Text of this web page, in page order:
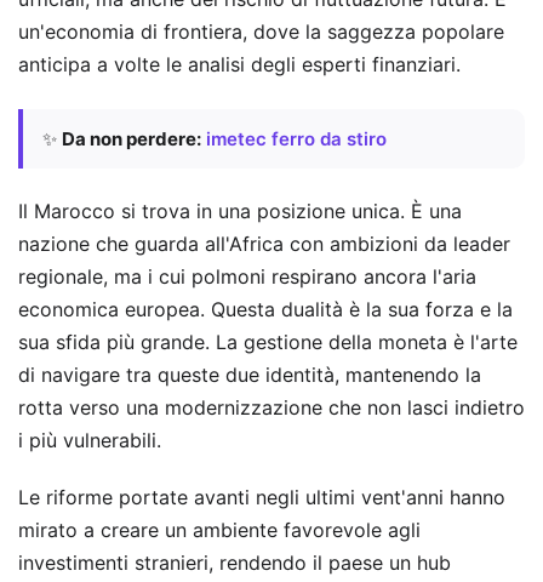
un'economia di frontiera, dove la saggezza popolare
anticipa a volte le analisi degli esperti finanziari.
✨ Da non perdere: imetec ferro da stiro
Il Marocco si trova in una posizione unica. È una
nazione che guarda all'Africa con ambizioni da leader
regionale, ma i cui polmoni respirano ancora l'aria
economica europea. Questa dualità è la sua forza e la
sua sfida più grande. La gestione della moneta è l'arte
di navigare tra queste due identità, mantenendo la
rotta verso una modernizzazione che non lasci indietro
i più vulnerabili.
Le riforme portate avanti negli ultimi vent'anni hanno
mirato a creare un ambiente favorevole agli
investimenti stranieri, rendendo il paese un hub